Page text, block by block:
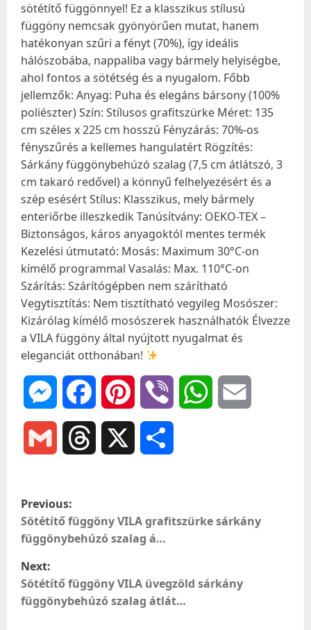
sötétítő függönnyel! Ez a klasszikus stílusú
függöny nemcsak gyönyörűen mutat, hanem
hatékonyan szűri a fényt (70%), így ideális
hálószobába, nappaliba vagy bármely helyiségbe,
ahol fontos a sötétség és a nyugalom. Főbb
jellemzők: Anyag: Puha és elegáns bársony (100%
poliészter) Szín: Stílusos grafitszürke Méret: 135
cm széles x 225 cm hosszú Fényzárás: 70%-os
fényszűrés a kellemes hangulatért Rögzítés:
Sárkány függönybehúzó szalag (7,5 cm átlátszó, 3
cm takaró redővel) a könnyű felhelyezésért és a
szép esésért Stílus: Klasszikus, mely bármely
enteriőrbe illeszkedik Tanúsítvány: OEKO-TEX –
Biztonságos, káros anyagoktól mentes termék
Kezelési útmutató: Mosás: Maximum 30°C-on
kímélő programmal Vasalás: Max. 110°C-on
Szárítás: Szárítógépben nem szárítható
Vegytisztítás: Nem tisztítható vegyileg Mosószer:
Kizárólag kímélő mosószerek használhatók Élvezze
a VILA függöny által nyújtott nyugalmat és
eleganciát otthonában!
MessengerFacebookPinterest Viber WhatsApp
Gmail Threads
P
o
s
t
n
Previous:
Sötétítő függöny VILA grafitszürke sárkány
függönybehúzó szalag á…
Next:
Sötétítő függöny VILA üvegzöld sárkány
függönybehúzó szalag átlát…